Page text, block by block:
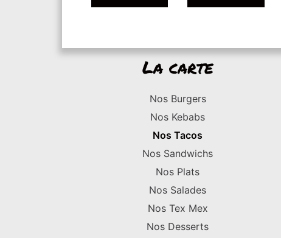
La carte
Nos Burgers
Nos Kebabs
Nos Tacos
Nos Sandwichs
Nos Plats
Nos Salades
Nos Tex Mex
Nos Desserts